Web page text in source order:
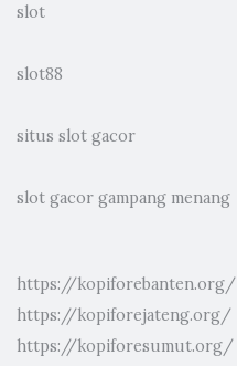
slot
slot88
situs slot gacor
slot gacor gampang menang
https://kopiforebanten.org/
https://kopiforejateng.org/
https://kopiforesumut.org/